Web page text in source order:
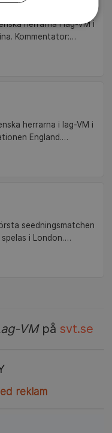
herrarna i lag-VM i
Kommentator:
herrarna i lag-VM i
England.
seedningsmatchen
i London.
VMpå svt.se
reklam